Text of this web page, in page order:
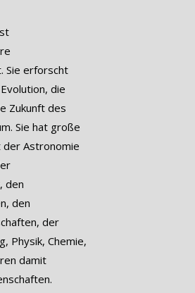
Sie erforscht
die
Zukunft des
Sie hat große
der Astronomie
den
den
der
Physik, Chemie,
damit